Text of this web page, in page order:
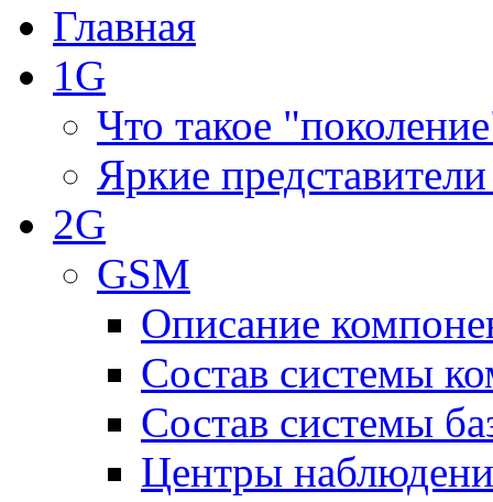
Главная
1G
Что такое
Яркие
2G
GSM
Описание
Состав системы
Состав системы
Центры